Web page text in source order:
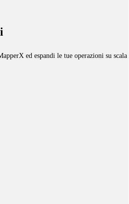
ed espandi le tue operazioni su scala